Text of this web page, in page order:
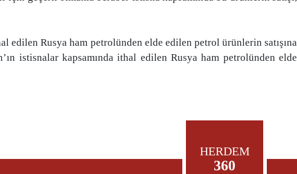
edilen Rusya ham petrolünden elde edilen petrol ürünlerin satışına
istisnalar kapsamında ithal edilen Rusya ham petrolünden elde
HERDEM
360